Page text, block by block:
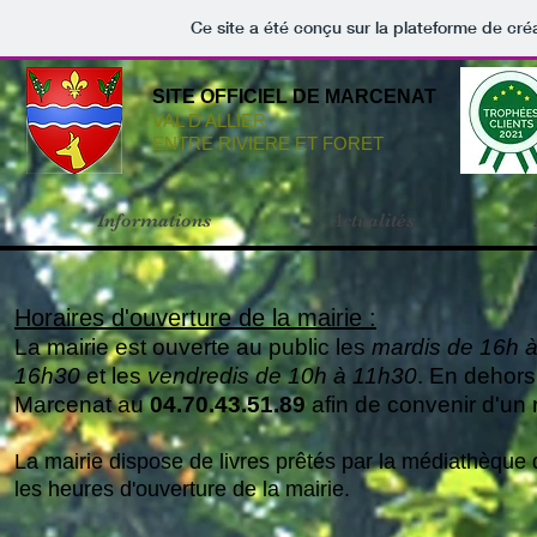
Ce site a été conçu sur la plateforme de
SITE OFFICIEL DE MARCENAT
VAL D'ALLIER
ENTRE RIVIERE ET FORET
Informations Actualités
Horaires d'ouverture de la mairie :
La mairie est ouverte au public les mardis de 16h
16h30et lesvendredis de 10h à 11h30. En
Marcenat au04.70.43.51.89 afin de convenir d'un
La mairie dispose de livres prêtés par la
les heures d'ouverture de la mairie.